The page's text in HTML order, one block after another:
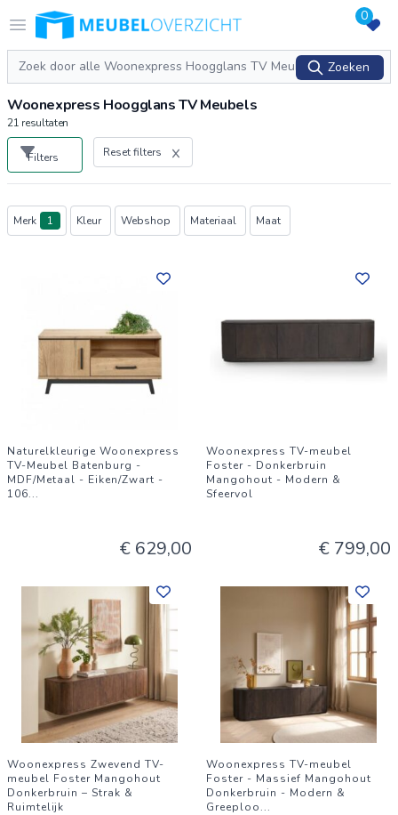
Open menu
Logo Meubeloverzicht.nl 0
Zoeken
Zoeken
Woonexpress Hoogglans TV Meubels
21 resultaten
Filters Reset filters
Producten
Merk 1 Kleur Webshop Materiaal Maat
Naturelkleurige Woonexpress
TV-Meubel Batenburg -
MDF/Metaal - Eiken/Zwart -
106...
€ 629,00
Woonexpress TV-meubel
Foster - Donkerbruin
Mangohout - Modern &
Sfeervol
€ 799,00
Woonexpress Zwevend TV-
meubel Foster Mangohout
Donkerbruin – Strak &
Ruimtelijk
Woonexpress TV-meubel
Foster - Massief Mangohout
Donkerbruin - Modern &
Greeploo...